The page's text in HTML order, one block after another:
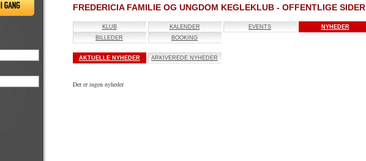
FREDERICIA FAMILIE OG UNGDOM KEGLEKLUB - OFFENTLIGE SIDER
KLUB KALENDER EVENTS
NYHEDER
BILLEDER
BOOKING
AKTUELLE NYHEDER ARKIVEREDE NYHEDER
Der er ingen nyheder